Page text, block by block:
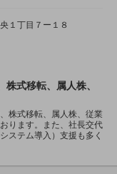
１丁目７ー１８
式移転、属人株、
株式移転、属人株、従業
ります。また、社長交代
ステム導入）支援も多く